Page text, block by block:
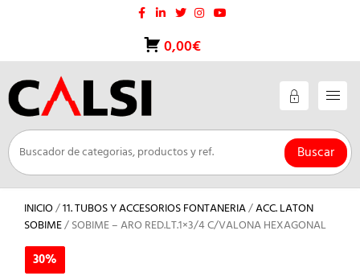
0,00€
Buscar
INICIO/11. TUBOS Y ACCESORIOS FONTANERIA/ACC. LATON
SOBIME/ SOBIME – ARO RED.LT.1×3/4 C/VALONA HEXAGONAL
30%
30%